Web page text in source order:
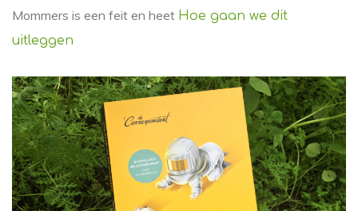
Mommers is een feit en heet Hoe gaan we dit
uitleggen